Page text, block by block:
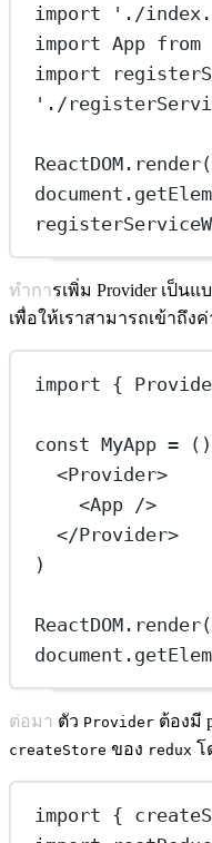
import
'./
import App from
import
'./
ReactDOM. render
document.
ทำการเพิ่ม Provider เป็น
เพื่อให้เราสามารถเข้าถึงค่
import {
const MyApp =
<Provider>
<App />
</Provider>
)
ReactDOM. render
document.
ต่อมา ตัว Provider ต้องมี
createStore ของ redux โ
import {